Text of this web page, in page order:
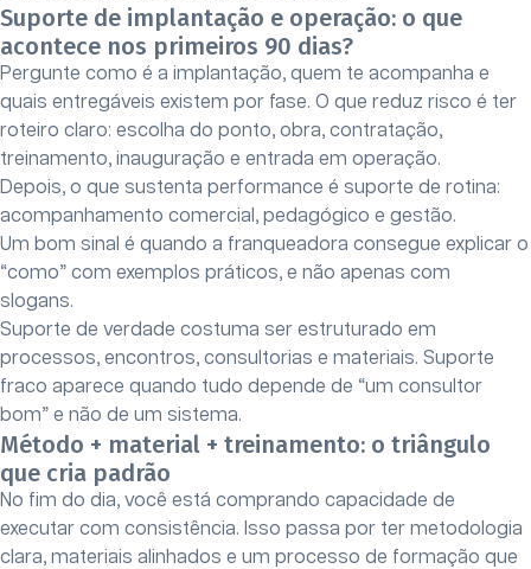
Suporte de implantação e operação: o que
acontece nos primeiros 90 dias?
Pergunte como é a implantação, quem te acompanha e
quais entregáveis existem por fase. O que reduz risco é ter
roteiro claro: escolha do ponto, obra, contratação,
treinamento, inauguração e entrada em operação.
Depois, o que sustenta performance é suporte de rotina:
acompanhamento comercial, pedagógico e gestão.
Um bom sinal é quando a franqueadora consegue explicar o
“como” com exemplos práticos, e não apenas com
slogans.
Suporte de verdade costuma ser estruturado em
processos, encontros, consultorias e materiais. Suporte
fraco aparece quando tudo depende de “um consultor
bom” e não de um sistema.
Método + material + treinamento: o triângulo
que cria padrão
No fim do dia, você está comprando capacidade de
executar com consistência. Isso passa por ter metodologia
clara, materiais alinhados e um processo de formação que